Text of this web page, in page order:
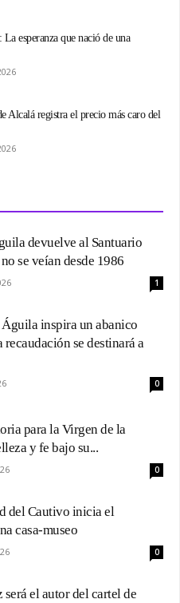
esperanza que nació de una
Alcalá registra el precio más caro del
devuelve al Santuario
se veían desde 1986
1
inspira un abanico
se destinará a
0
para la Virgen de la
y fe bajo su...
0
del Cautivo inicia el
casa-museo
0
el autor del cartel de